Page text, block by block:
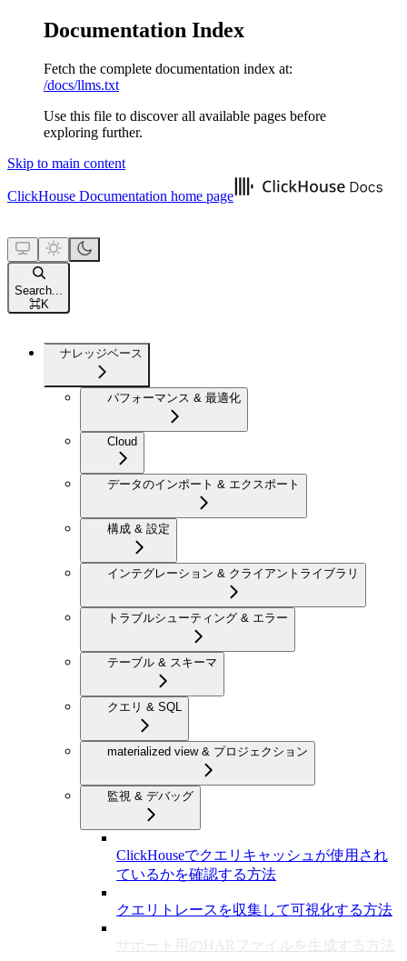
Documentation Index
Fetch the complete documentation index at:
/docs/llms.txt
Use this file to discover all available pages before
exploring further.
Skip to main content
ClickHouse Documentation home page
Search...
⌘K
ナレッジベース
パフォーマンス & 最適化
Cloud
データのインポート & エクスポート
構成 & 設定
インテグレーション & クライアントライブラリ
トラブルシューティング & エラー
テーブル & スキーマ
クエリ & SQL
materialized view & プロジェクション
監視 & デバッグ
ClickHouseでクエリキャッシュが使用され
ているかを確認する方法
クエリトレースを収集して可視化する方法
サポート用のHARファイルを生成する方法